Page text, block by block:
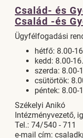
Család- és
Család -és
Ügyfélfogadási
hétfő: 8.00-
kedd: 8.00-
szerda: 8.00-
csütörtök:
péntek: 8.00-
Székelyi Anikó
Intézményvezető,
Tel.: 74/540 - 711
e-mail cím: